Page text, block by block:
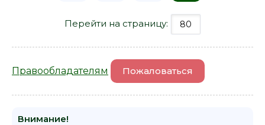
Перейти на страницу:
Правообладателям Пожаловаться
Внимание!